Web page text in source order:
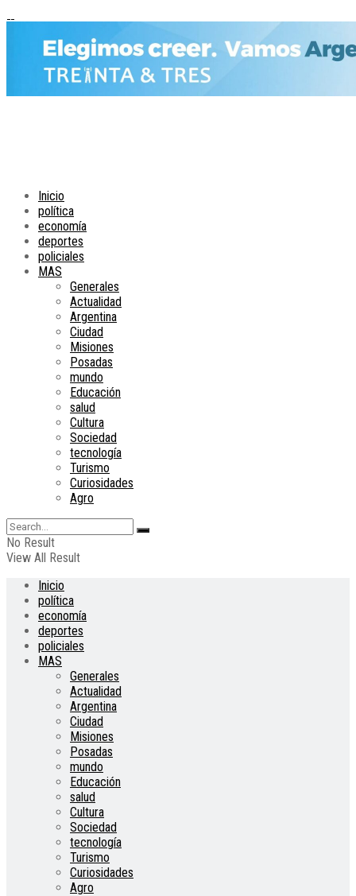
Inicio
política
economía
deportes
policiales
MAS
Generales
Actualidad
Argentina
Ciudad
Misiones
Posadas
mundo
Educación
salud
Cultura
Sociedad
tecnología
Turismo
Curiosidades
Agro
No Result
View All Result
Inicio
política
economía
deportes
policiales
MAS
Generales
Actualidad
Argentina
Ciudad
Misiones
Posadas
mundo
Educación
salud
Cultura
Sociedad
tecnología
Turismo
Curiosidades
Agro